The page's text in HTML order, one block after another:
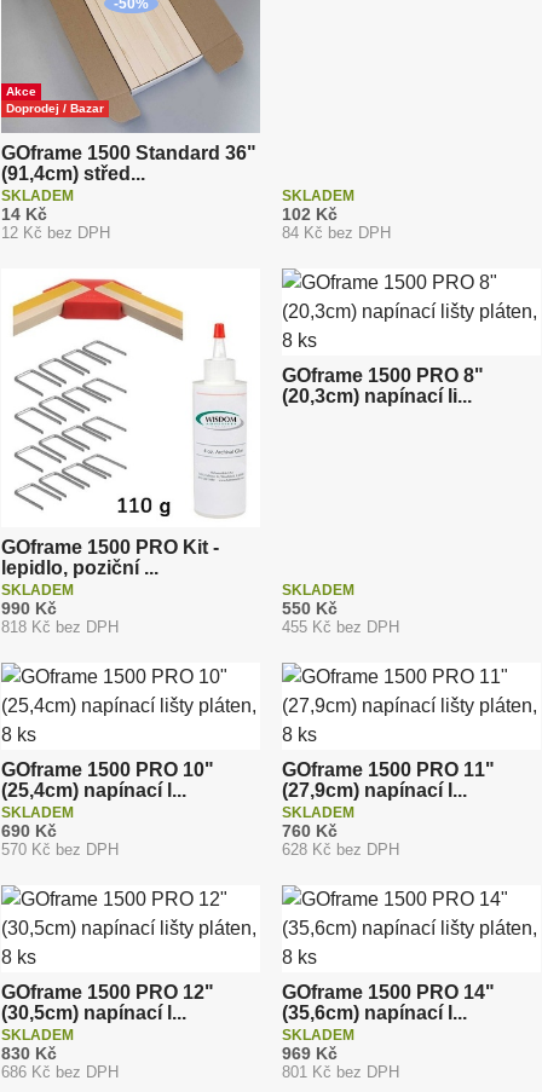
-50%
Akce
Doprodej / Bazar
GOframe 1500 Standard 36"
(91,4cm) střed...
14 Kč
12 Kč bez DPH
SKLADEM
102 Kč
84 Kč bez DPH
SKLADEM
GOframe 1500 PRO Kit -
lepidlo, poziční ...
990 Kč
818 Kč bez DPH
SKLADEM
GOframe 1500 PRO 8"
(20,3cm) napínací li...
550 Kč
455 Kč bez DPH
SKLADEM
GOframe 1500 PRO 10"
(25,4cm) napínací l...
690 Kč
570 Kč bez DPH
SKLADEM
GOframe 1500 PRO 11"
(27,9cm) napínací l...
760 Kč
628 Kč bez DPH
SKLADEM
GOframe 1500 PRO 12"
(30,5cm) napínací l...
830 Kč
686 Kč bez DPH
SKLADEM
GOframe 1500 PRO 14"
(35,6cm) napínací l...
969 Kč
801 Kč bez DPH
SKLADEM